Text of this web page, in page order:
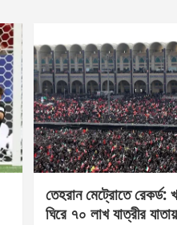
তেহরান মেট্রোতে রেকর্ড:
ঘিরে ৭০ লাখ যাত্রীর